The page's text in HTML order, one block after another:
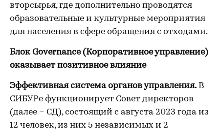
вторсырья, где дополнительно проводятся
образовательные и культурные мероприятия
для населения в сфере обращения с отходами.
Блок Governance (Корпоративное управление)
оказывает позитивное влияние
Эффективная система органов управления. В
СИБУРе функционирует Совет директоров
(далее – СД), состоящий с августа 2023 года из
12 человек, из них 5 независимых и 2